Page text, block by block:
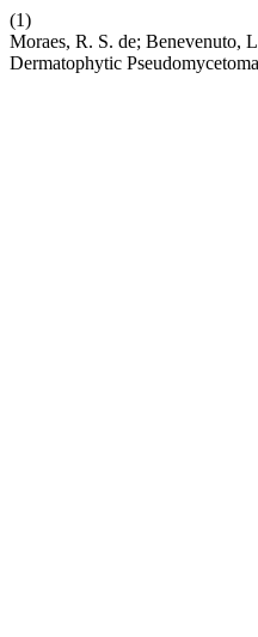
(1)
Moraes, R. S. de; Benevenuto,
Dermatophytic